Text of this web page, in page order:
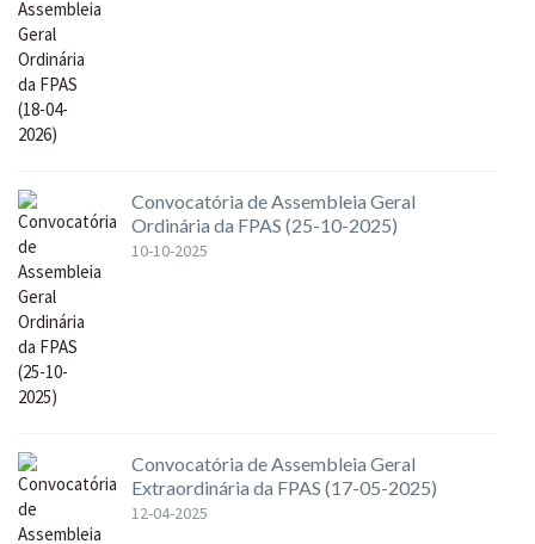
Convocatória de Assembleia Geral
Ordinária da FPAS (25-10-2025)
10-10-2025
Convocatória de Assembleia Geral
Extraordinária da FPAS (17-05-2025)
12-04-2025